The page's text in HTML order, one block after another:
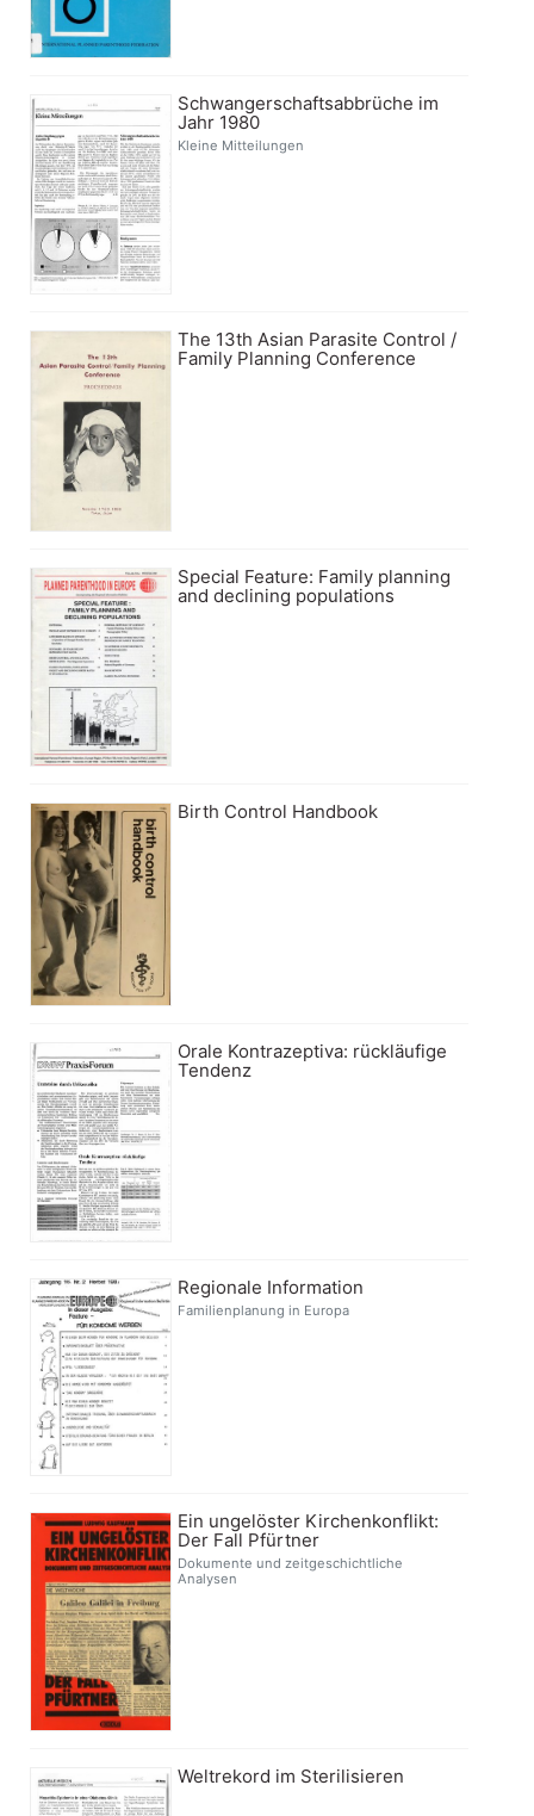
Schwangerschaftsabbrüche im
Jahr 1980
Kleine Mitteilungen
The 13th Asian Parasite Control /
Family Planning Conference
Special Feature: Family planning
and declining populations
Birth Control Handbook
Orale Kontrazeptiva: rückläufige
Tendenz
Regionale Information
Familienplanung in Europa
Ein ungelöster Kirchenkonflikt:
Der Fall Pfürtner
Dokumente und zeitgeschichtliche
Analysen
Weltrekord im Sterilisieren